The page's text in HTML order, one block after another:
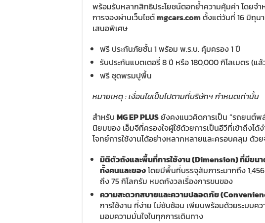
พร้อมรับหลากสิทธิประโยชน์ตอกย้ำความคุ้มค่า โดยจำ
การจองผ่านเว็บไซต์mgcars.comตั้งแต่วันที่ 16 มิถุน
เสนอพิเศษ
ฟรี ประกันภัยชั้น 1 พร้อม พ.ร.บ. คุ้มครอง 1 ปี
รับประกันแบตเตอรี่ 8 ปี หรือ 180,000 กิโลเมตร (
ฟรี ชุดพรมปูพื้น
หมายเหตุ:เงื่อนไขเป็นไปตามที่บริษัทฯ กำหนดเท่านั้น
สำหรับ MG EP PLUSยังคงแนวคิดการเป็น “รถยนต์
นิยมของ เอ็มจีที่ครองใจผู้ใช้ด้วยการเป็นอีวีที่เข้าถึงไ
โจทย์การใช้งานได้อย่างหลากหลายและครอบคลุม ด้วย
มิติตัวถังและพื้นที่การใช้งาน (Dimension)ที่มีขนา
ทั้งคนและของโดยมีพื้นที่บรรจุสัมภาระมากถึง
ถึง 75 กิโลกรัม หมดกังวลเรื่องการขนของ
ความสะดวกสบายและความปลอดภัย (
การใช้งาน ที่ง่าย ไม่ซับซ้อน เพียบพร้อมด้วยระบบ
มอบความมั่นใจในทุกการเดินทาง